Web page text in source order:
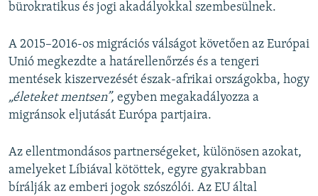
bürokratikus és jogi akadályokkal szembesülnek.
A 2015–2016-os migrációs válságot követően az Európai
Unió megkezdte a határellenőrzés és a tengeri
mentések kiszervezését észak-afrikai országokba, hogy
„életeket mentsen”, egyben megakadályozza a
migránsok eljutását Európa partjaira.
Az ellentmondásos partnerségeket, különösen azokat,
amelyeket Líbiával kötöttek, egyre gyakrabban
bírálják az emberi jogok szószólói. Az EU által